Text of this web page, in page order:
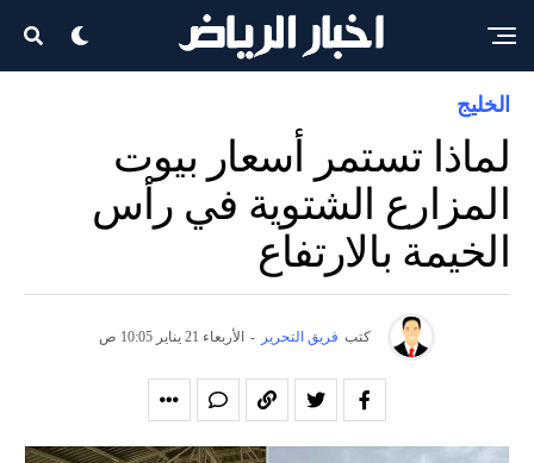
الخليج
لماذا تستمر أسعار بيوت
المزارع الشتوية في رأس
الخيمة بالارتفاع
كتب فريق التحرير - الأربعاء 21 يناير 10:05 ص